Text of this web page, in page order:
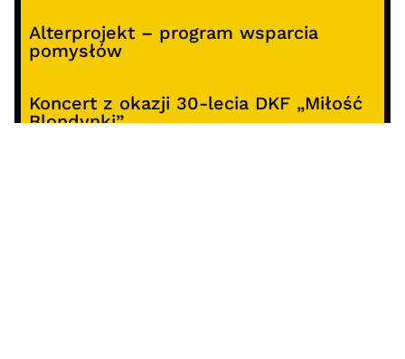
Alterprojekt – program wsparcia
pomysłów
Koncert z okazji 30-lecia DKF „Miłość
Blondynki”